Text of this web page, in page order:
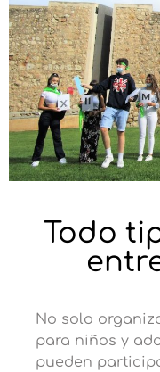
Todo
No solo
para niños y
pueden